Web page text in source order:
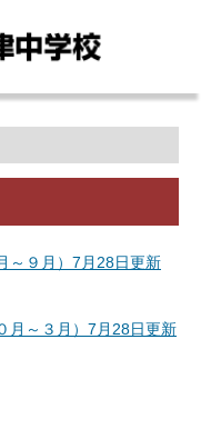
～９月）7月28日更新
月～３月）7月28日更新